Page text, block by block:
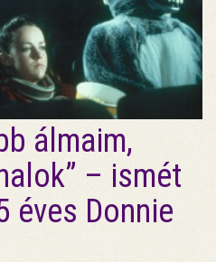
álmaim,
– ismét
éves Donnie